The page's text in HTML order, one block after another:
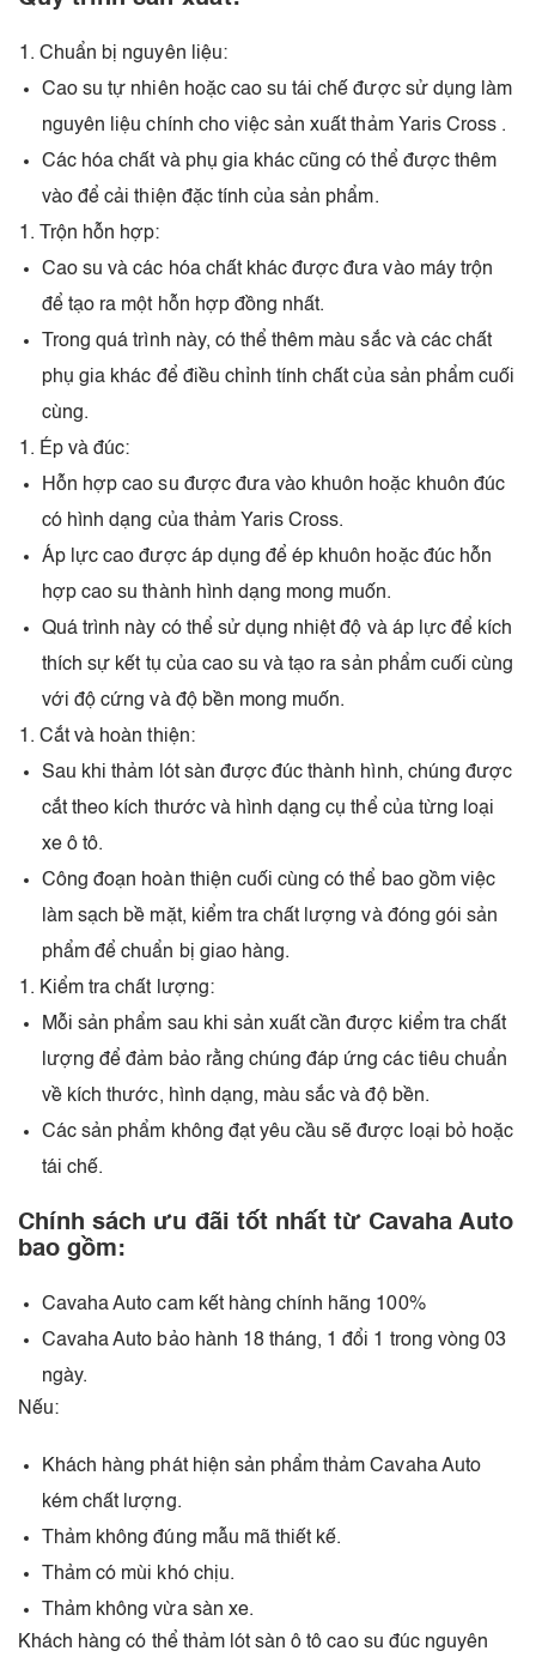
Chuẩn bị nguyên liệu:
Cao su tự nhiên hoặc cao su tái chế được sử dụng làm
nguyên liệu chính cho việc sản xuất thảm Yaris Cross .
Các hóa chất và phụ gia khác cũng có thể được thêm
vào để cải thiện đặc tính của sản phẩm.
Trộn hỗn hợp:
Cao su và các hóa chất khác được đưa vào máy trộn
để tạo ra một hỗn hợp đồng nhất.
Trong quá trình này, có thể thêm màu sắc và các chất
phụ gia khác để điều chỉnh tính chất của sản phẩm cuối
cùng.
Ép và đúc:
Hỗn hợp cao su được đưa vào khuôn hoặc khuôn đúc
có hình dạng của thảm Yaris Cross.
Áp lực cao được áp dụng để ép khuôn hoặc đúc hỗn
hợp cao su thành hình dạng mong muốn.
Quá trình này có thể sử dụng nhiệt độ và áp lực để kích
thích sự kết tụ của cao su và tạo ra sản phẩm cuối cùng
với độ cứng và độ bền mong muốn.
Cắt và hoàn thiện:
Sau khi thảm lót sàn được đúc thành hình, chúng được
cắt theo kích thước và hình dạng cụ thể của từng loại
xe ô tô.
Công đoạn hoàn thiện cuối cùng có thể bao gồm việc
làm sạch bề mặt, kiểm tra chất lượng và đóng gói sản
phẩm để chuẩn bị giao hàng.
Kiểm tra chất lượng:
Mỗi sản phẩm sau khi sản xuất cần được kiểm tra chất
lượng để đảm bảo rằng chúng đáp ứng các tiêu chuẩn
về kích thước, hình dạng, màu sắc và độ bền.
Các sản phẩm không đạt yêu cầu sẽ được loại bỏ hoặc
tái chế.
Chính sách ưu đãi tốt nhất từ Cavaha Auto
bao gồm:
Cavaha Auto cam kết hàng chính hãng 100%
Cavaha Auto bảo hành 18 tháng, 1 đổi 1 trong vòng 03
ngày.
Nếu:
Khách hàng phát hiện sản phẩm thảm Cavaha Auto
kém chất lượng.
Thảm không đúng mẫu mã thiết kế.
Thảm có mùi khó chịu.
Thảm không vừa sàn xe.
Khách hàng có thể thảm lót sàn ô tô cao su đúc nguyên